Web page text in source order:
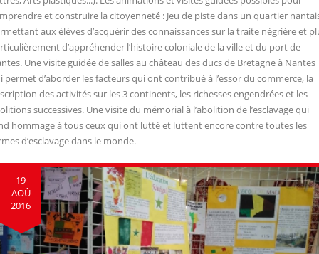
et construire la citoyenneté : Jeu de piste dans un quartier
aux élèves d’acquérir des connaissances sur la traite négrière et
d’appréhender l’histoire coloniale de la ville et du port de
Une visite guidée de salles au château des ducs de Bretagne à Nantes
permet d’aborder les facteurs qui ont contribué à l’essor du commerce, la
des activités sur les 3 continents, les richesses engendrées et les
successives. Une visite du mémorial à l’abolition de l’esclavage qui
hommage à tous ceux qui ont lutté et luttent encore contre toutes les
d’esclavage dans le monde.
19
AOÛ
2016